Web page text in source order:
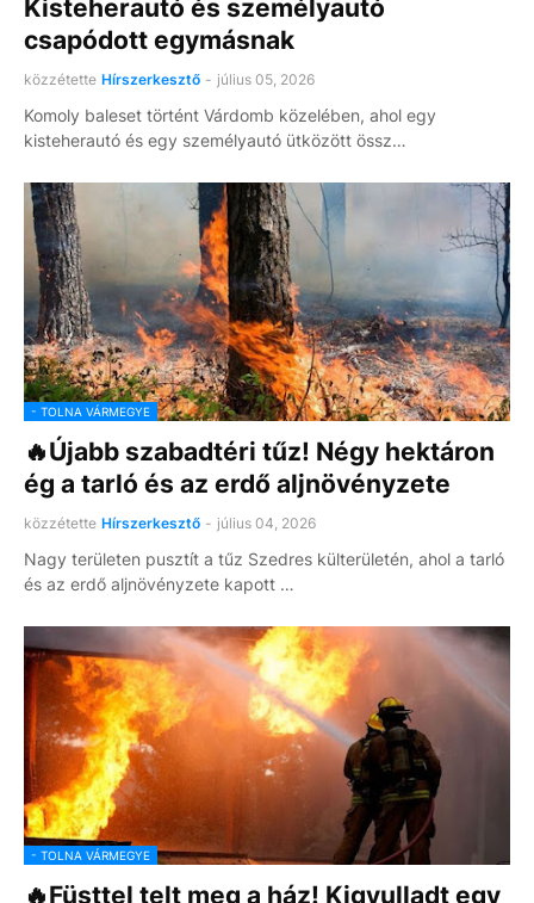
Kisteherautó és személyautó
csapódott egymásnak
közzétette Hírszerkesztő - július 05, 2026
Komoly baleset történt Várdomb közelében, ahol egy
kisteherautó és egy személyautó ütközött össz…
- TOLNA VÁRMEGYE
🔥Újabb szabadtéri tűz! Négy hektáron
ég a tarló és az erdő aljnövényzete
közzétette Hírszerkesztő - július 04, 2026
Nagy területen pusztít a tűz Szedres külterületén, ahol a tarló
és az erdő aljnövényzete kapott …
- TOLNA VÁRMEGYE
🔥Füsttel telt meg a ház! Kigyulladt egy